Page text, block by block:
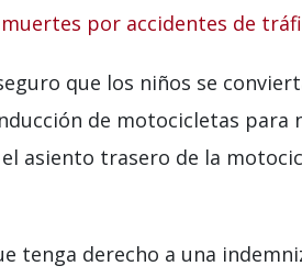
muertes por accidentes de
que los niños se
de motocicletas para
asiento trasero de la
tenga derecho a una